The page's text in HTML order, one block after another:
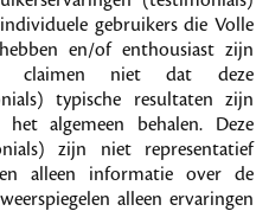
gebruikers die Volle
en/of enthousiast zijn
claimen niet dat deze
typische resultaten zijn
algemeen behalen. Deze
zijn niet representatief
alleen informatie over de
alleen ervaringen